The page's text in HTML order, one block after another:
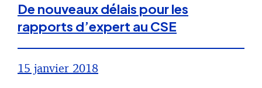
De nouveaux délais pour les
rapports d’expert au CSE
15 janvier 2018